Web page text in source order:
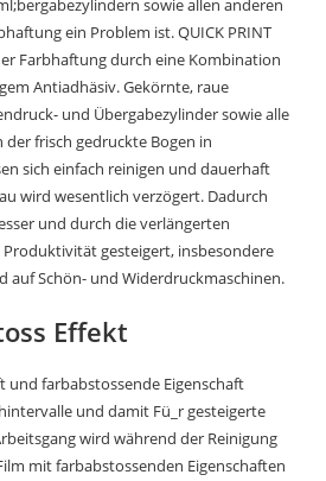
sowie allen anderen
ein Problem ist. QUICK PRINT
Farbhaftung durch eine Kombination
Antiadhäsiv. Gekörnte, raue
und Übergabezylinder sowie alle
frisch gedruckte Bogen in
sich einfach reinigen und dauerhaft
wird wesentlich verzögert. Dadurch
und durch die verlängerten
gesteigert, insbesondere
auf Schön- und Widerdruckmaschinen.
Effekt
und farbabstossende Eigenschaft
und damit Fü_r gesteigerte
wird während der Reinigung
mit farbabstossenden Eigenschaften